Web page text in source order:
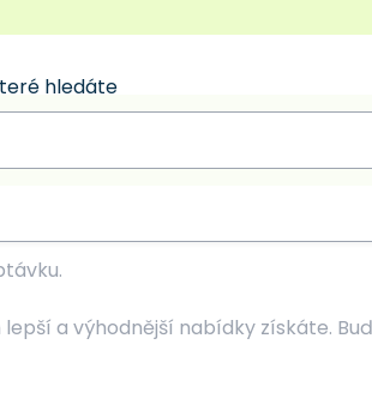
hledáte